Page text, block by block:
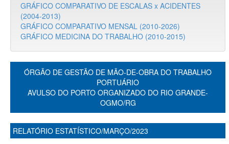
GRÁFICO COMPARATIVO DE ESCALAS x ACIDENTES
(2004-2013)
GRÁFICO COMPARATIVO MENSAL (2010-2026)
GRÁFICO MEDICINA DO TRABALHO (2010-2015)
ÓRGÃO DE GESTÃO DE MÃO-DE-OBRA DO TRABALHO
PORTUÁRIO
AVULSO DO PORTO ORGANIZADO DO RIO GRANDE-
OGMO/RG
RELATÓRIO ESTATÍSTICO/MARÇO/2023